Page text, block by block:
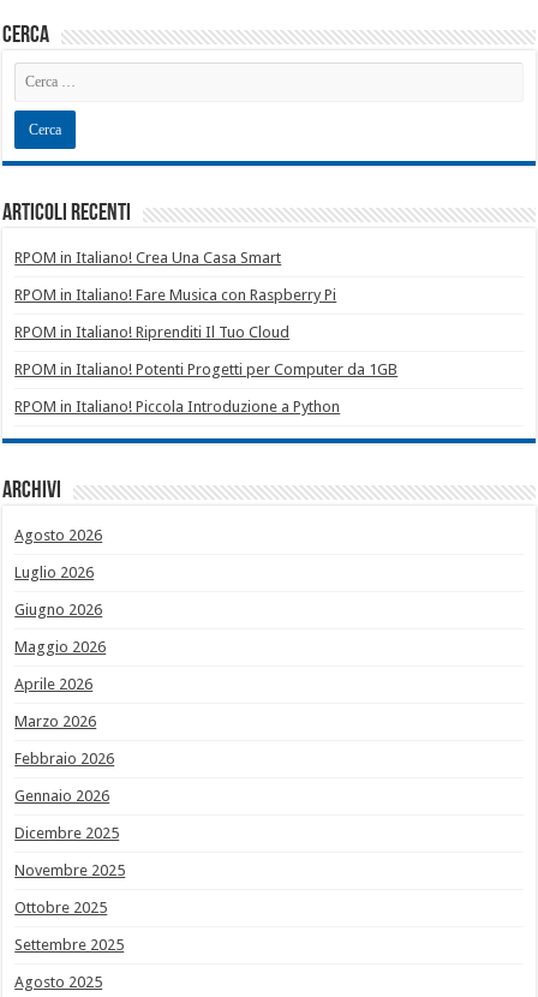
cerca
Articoli recenti
RPOM in Italiano! Crea Una Casa Smart
RPOM in Italiano! Fare Musica con Raspberry Pi
RPOM in Italiano! Riprenditi Il Tuo Cloud
RPOM in Italiano! Potenti Progetti per Computer da 1GB
RPOM in Italiano! Piccola Introduzione a Python
Archivi
Agosto 2026
Luglio 2026
Giugno 2026
Maggio 2026
Aprile 2026
Marzo 2026
Febbraio 2026
Gennaio 2026
Dicembre 2025
Novembre 2025
Ottobre 2025
Settembre 2025
Agosto 2025